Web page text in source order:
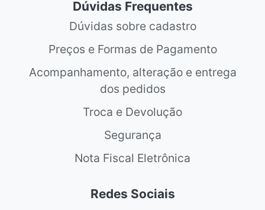
Dúvidas Frequentes
Dúvidas sobre cadastro
Preços e Formas de Pagamento
Acompanhamento, alteração e entrega
dos pedidos
Troca e Devolução
Segurança
Nota Fiscal Eletrônica
Redes Sociais